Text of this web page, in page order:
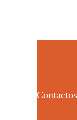
Contactos